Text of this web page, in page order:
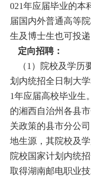
021年应届毕业的本
届国内外普通高等
生及博士生也可投递
定向招聘：
（ 1）院校及学历
划内统招全日制大
1年应届高校毕业生
的湘西自治州各县
关政策的县市分公
地生源，其院校及
院校国家计划内统
取得湖南邮电职业